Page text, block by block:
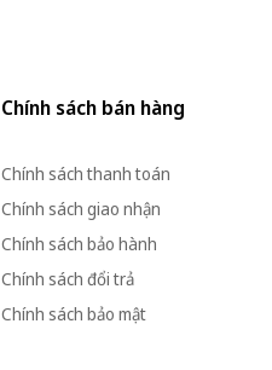
Chính sách bán hàng
Chính sách thanh toán
Chính sách giao nhận
Chính sách bảo hành
Chính sách đổi trả
Chính sách bảo mật